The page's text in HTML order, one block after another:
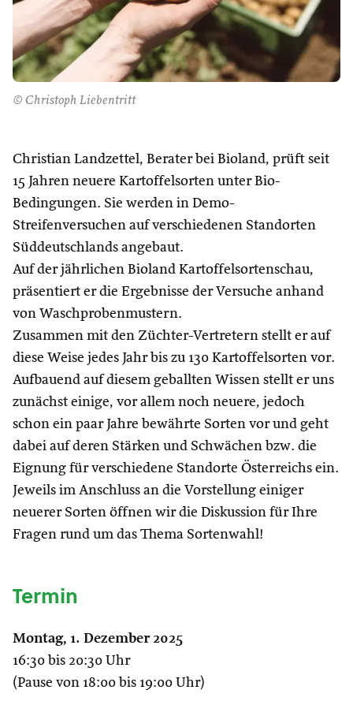
© Christoph Liebentritt
Christian Landzettel, Berater bei Bioland, prüft seit
15 Jahren neuere Kartoffelsorten unter Bio-
Bedingungen. Sie werden in Demo-
Streifenversuchen auf verschiedenen Standorten
Süddeutschlands angebaut.
Auf der jährlichen Bioland Kartoffelsortenschau,
präsentiert er die Ergebnisse der Versuche anhand
von Waschprobenmustern.
Zusammen mit den Züchter-Vertretern stellt er auf
diese Weise jedes Jahr bis zu 130 Kartoffelsorten vor.
Aufbauend auf diesem geballten Wissen stellt er uns
zunächst einige, vor allem noch neuere, jedoch
schon ein paar Jahre bewährte Sorten vor und geht
dabei auf deren Stärken und Schwächen bzw. die
Eignung für verschiedene Standorte Österreichs ein.
Jeweils im Anschluss an die Vorstellung einiger
neuerer Sorten öffnen wir die Diskussion für Ihre
Fragen rund um das Thema Sortenwahl!
Termin
Montag, 1. Dezember 2025
16:30 bis 20:30 Uhr
(Pause von 18:00 bis 19:00 Uhr)